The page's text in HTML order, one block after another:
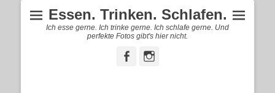
Essen. Trinken. Schlafen.
Ich esse gerne. Ich trinke gerne. Ich schlafe gerne. Und
perfekte Fotos gibt's hier nicht.
FacebookInstagram